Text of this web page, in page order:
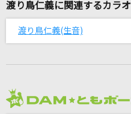
チューリングラブ
ヒプノシスマイク[Fling Posse]
[生音]ff(フォルティシモ
渡り鳥仁義に関連するカラ
渡り鳥仁義(生音)